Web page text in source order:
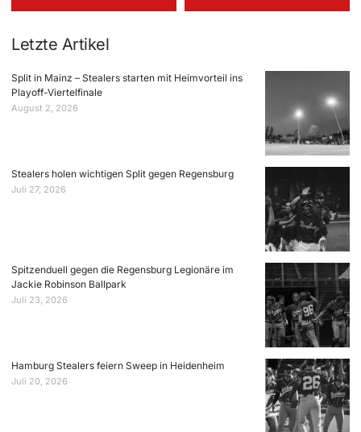
Letzte Artikel
Split in Mainz – Stealers starten mit Heimvorteil ins
Playoff-Viertelfinale
August 2, 2026
Stealers holen wichtigen Split gegen Regensburg
Juli 27, 2026
Spitzenduell gegen die Regensburg Legionäre im
Jackie Robinson Ballpark
Juli 23, 2026
Hamburg Stealers feiern Sweep in Heidenheim
Juli 20, 2026